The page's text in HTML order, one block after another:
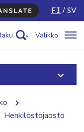
FI SV
Valikko
Henkilöstöjaosto